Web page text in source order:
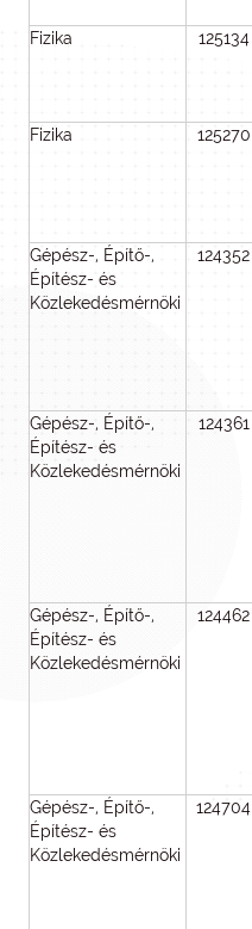
Fizika 125134
Fizika 125270
Gépész-, Építő-,
Építész- és
Közlekedésmérnöki
124352
Gépész-, Építő-,
Építész- és
Közlekedésmérnöki
124361
Gépész-, Építő-,
Építész- és
Közlekedésmérnöki
124462
Gépész-, Építő-,
Építész- és
Közlekedésmérnöki
124704